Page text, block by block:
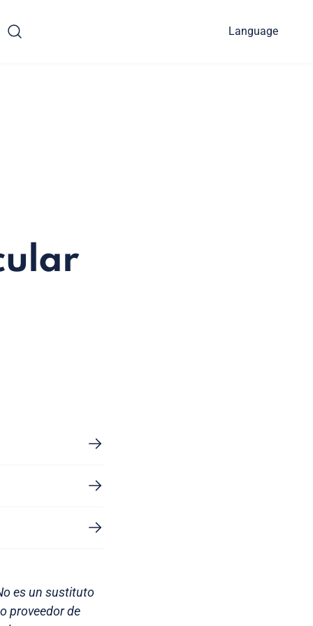
Language
es un sustituto
proveedor de